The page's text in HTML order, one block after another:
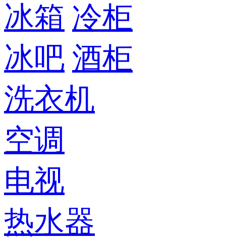
冰箱 冷柜
冰吧 酒柜
洗衣机
空调
电视
热水器